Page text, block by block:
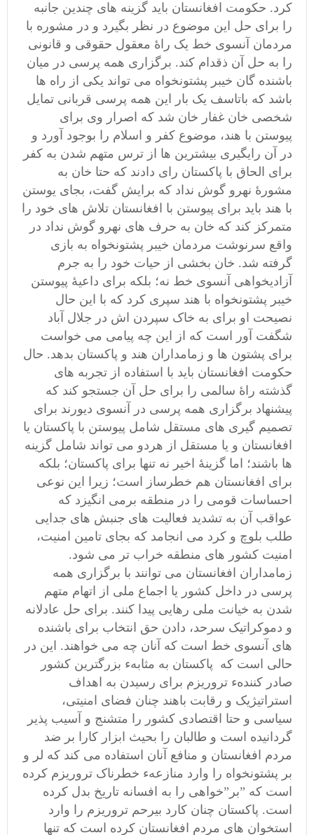
کرد. حکومت افغانستان باید گزینه های چندین جانبه
را برای حل این موضوع در نظر بگیرد و در مشوره با
مردمان آنسوی خط یک راۀ معقول حقوقی و قانونی
را به حل آن ذقدام کند. برگزاری همه پرسی در میان
باشنده گان خیبر پشتونخواه می تواند یکی از راه ها
باشد که باتاسف یک بار این همه پرسی قربانی تمایل
شخصی خان غفار خان شد که اصرار وی برای
پیوستن با هند، موضوع کفر و اسلام را بوجود آورد و
در آن رایگیری بیشترین ها از ترس متهم شدن به کفر
برای الحاق با پاکستان رای دادند که حتا خان به
مشورۀ نهرو گوش نداد که برایش گفت، بجای یوستن
با هند باید برای پیوستن با افغانستان تلاش های خود را
متمرکز کند که خان به حرف های نهرو گوش نداد در
واقع سرنوشت مردمان خیبر پشتونخواه به بازی
گرفته شد. خان بخشی از حیات خود را به جرم
آزادیخواهی آنسوی خط نه؛ بلکه برای داعیۀ پیوستن
خیبر پشتونخواه با هند سپری کرد که با این حال
نصیحت او برای به خاک سپردن اش در جلال آباد
شگفت آور است که از این چه پیامی می خواست
برای پشتون ها و زمامداران هند و پاکستان بدهد. حال
حکومت افغانستان باید با استفاده از تجربه های
گذشته راۀ سالمی را برای حل آن جستجو کند که
پیشنهاد برگزاری همه پرسی در آنسوی دیورند برای
تصمیم گیری های مستقل شامل پیوستن با پاکستان یا
افغانستان و یا مستقل از هردو می تواند شامل گزینه
ها باشند؛ اما گزینۀ اخیر نه تنها برای پاکستان؛ بلکه
برای افغانستان هم خطرساز است؛ زیرا این نوعی
احساسات قومی را در منطقه برمی انگیزد که
عواقب آن به تشدید فعالیت های جنبش های جدایی
طلب بلوچ و کرد می انجامد که بجای تامین امنیت،
امنیت کشور های منطقه خراب تر می شود.
زمامداران افغانستان می توانند با برگزاری همه
پرسی در داخل کشور یا اجماع ملی از اتهام متهم
شدن به خیانت ملی رهایی پیدا کنند. برای حل عادلانه
و دموکراتیک سرحد، دادن حق انتخاب برای باشنده
های آنسوی خط است که آنان چه می خواهند. این در
حالی است که پاکستان به مثابهء بزرگترین کشور
صادر کنندهء تروریزم برای رسیدن به اهداف
استراتیژیک و رقابت باهند چنان فضای امنیتی،
سیاسی و حتا اقتصادی کشور را متشنج و آسیب پذیر
گردانیده است و طالبان را بحیث ابزار کارا بر ضد
مردم افغانستان و منافع آنان استفاده می کند که لر و
بر پشتونخواه را وارد منازعهء خطرناک تروریزم کرده
است که ”بر”خواهی را به افسانه تاریخ بدل کرده
است. پاکستان چنان کارد بیرحم تروریزم را وارد
استخوان های مردم افغانستان کرده است که تنها